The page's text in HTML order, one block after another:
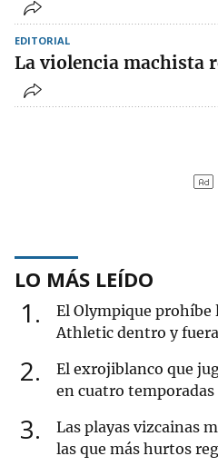
EDITORIAL
La violencia machista
LO MÁS LEÍDO
1
El Olympique
Athletic dentro y
2
El exrojiblanco que
en cuatro temporadas
3
Las playas vizcainas
las que más hurtos